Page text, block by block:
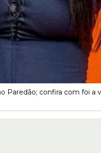
Paredão; confira com foi a